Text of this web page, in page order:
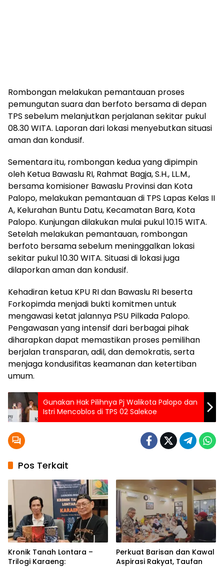
Rombongan melakukan pemantauan proses
pemungutan suara dan berfoto bersama di depan
TPS sebelum melanjutkan perjalanan sekitar pukul
08.30 WITA. Laporan dari lokasi menyebutkan situasi
aman dan kondusif.
Sementara itu, rombongan kedua yang dipimpin
oleh Ketua Bawaslu RI, Rahmat Bagja, S.H., LL.M.,
bersama komisioner Bawaslu Provinsi dan Kota
Palopo, melakukan pemantauan di TPS Lapas Kelas II
A, Kelurahan Buntu Datu, Kecamatan Bara, Kota
Palopo. Kunjungan dilakukan mulai pukul 10.15 WITA.
Setelah melakukan pemantauan, rombongan
berfoto bersama sebelum meninggalkan lokasi
sekitar pukul 10.30 WITA. Situasi di lokasi juga
dilaporkan aman dan kondusif.
Kehadiran ketua KPU RI dan Bawaslu RI beserta
Forkopimda menjadi bukti komitmen untuk
mengawasi ketat jalannya PSU Pilkada Palopo.
Pengawasan yang intensif dari berbagai pihak
diharapkan dapat memastikan proses pemilihan
berjalan transparan, adil, dan demokratis, serta
menjaga kondusifitas keamanan dan ketertiban
umum.
Gunakan Hak Pilihnya Pj Walikota Palopo dan
Istri Mencoblos di TPS 02 Salekoe
Pos Terkait
Kronik Tanah Lontara –
Trilogi Karaeng:
Perkuat Barisan dan Kawal
Aspirasi Rakyat, Taufan